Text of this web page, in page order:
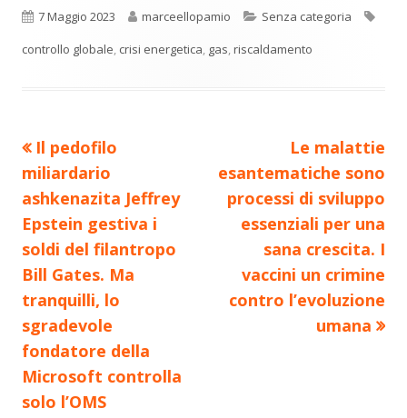
una
nuova
una
nuova
una
nuova
una
nuova
una
nuova
n
di
Pubblicato
7 Maggio 2023 Autore
marceellopamio Categorie
Senza categoria
controllo globale, crisi energetica, gas,riscaldamento
Navigazione
articoli
Precedente
articolo:
Il pedofilo
miliardario
ashkenazita Jeffrey
Epstein gestiva i
soldi del filantropo
Bill Gates. Ma
tranquilli, lo
sgradevole
fondatore della
Microsoft controlla
solo l’OMS
Nuovo
articolo:
Le malattie
esantematiche sono
processi di sviluppo
essenziali per una
sana crescita. I
vaccini un crimine
contro l’evoluzione
umana